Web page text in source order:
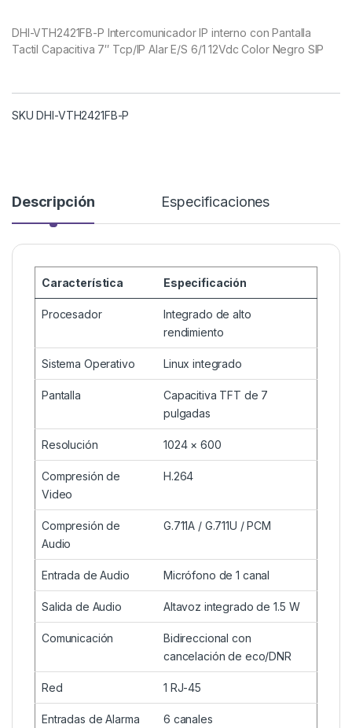
DHI-VTH2421FB-P Intercomunicador IP interno con Pantalla
Tactil Capacitiva 7″ Tcp/IP Alar E/S 6/1 12Vdc Color Negro SIP
SKU DHI-VTH2421FB-P
Descripción Especificaciones
Característica Especificación
Procesador
Integrado de alto
rendimiento
Sistema Operativo Linux integrado
Pantalla
Capacitiva TFT de 7
pulgadas
Resolución 1024 × 600
Compresión de
Video
H.264
Compresión de
Audio
G.711A / G.711U / PCM
Entrada de Audio Micrófono de 1 canal
Salida de Audio Altavoz integrado de 1.5 W
Comunicación
Bidireccional con
cancelación de eco/DNR
Red 1 RJ-45
Entradas de Alarma 6 canales